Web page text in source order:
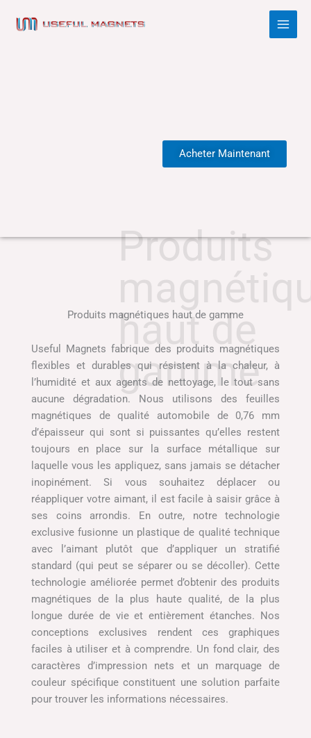
Acheter Maintenant
Produits magnétiques haut de gamme
Useful Magnets fabrique des produits magnétiques
flexibles et durables qui résistent à la chaleur, à
l’humidité et aux agents de nettoyage, le tout sans
aucune dégradation. Nous utilisons des feuilles
magnétiques de qualité automobile de 0,76 mm
d’épaisseur qui sont si puissantes qu’elles restent
toujours en place sur la surface métallique sur
laquelle vous les appliquez, sans jamais se détacher
inopinément. Si vous souhaitez déplacer ou
réappliquer votre aimant, il est facile à saisir grâce à
ses coins arrondis. En outre, notre technologie
exclusive fusionne un plastique de qualité technique
avec l’aimant plutôt que d’appliquer un stratifié
standard (qui peut se séparer ou se décoller). Cette
technologie améliorée permet d’obtenir des produits
magnétiques de la plus haute qualité, de la plus
longue durée de vie et entièrement étanches. Nos
conceptions exclusives rendent ces graphiques
faciles à utiliser et à comprendre. Un fond clair, des
caractères d’impression nets et un marquage de
couleur spécifique constituent une solution parfaite
pour trouver les informations nécessaires.